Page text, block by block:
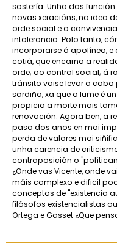
sostería. Unha das
novas xeracións, na idea
orde social e a
intolerancia. Polo tanto,
incorporarse ó apolíneo, e
cotiá, que encarna a
orde; ao control social; á
tránsito vaise levar a
sardiña, xa que o lume é
propicia a morte mais
renovación. Agora ben, a
paso dos anos en moi
perda de valores moi
unha carencia de
contraposición o
¿Onde vas Vicente, onde
máis complexo e dificil
conceptos de "existencia
filósofos existencialistas
Ortega e Gasset ¿Que